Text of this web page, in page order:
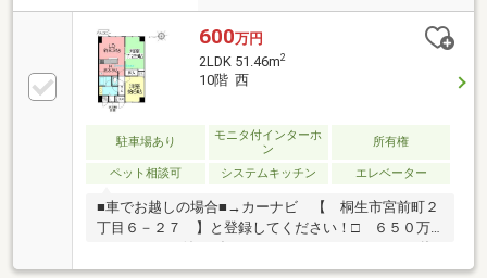
600万円
2LDK 51.46m2
10階 西
駐車場あり
モニタ付インターホ
ン
所有権
ペット相談可 システムキッチン エレベーター
■車でお越しの場合■→カーナビ 【 桐生市宮前町２
丁目６－２７ 】と登録してください！□ ６５０万
→６００万へ値下げしました♪■ セントラルヒルズ桐
生♪■ 通勤通学に便利なアクセス♪■ 桐生駅まで徒歩